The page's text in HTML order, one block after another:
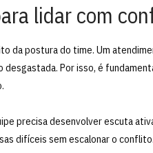
lidar com
da postura do time. Um
desgastada. Por isso, é
precisa desenvolver escuta
difíceis sem escalonar o conflito.